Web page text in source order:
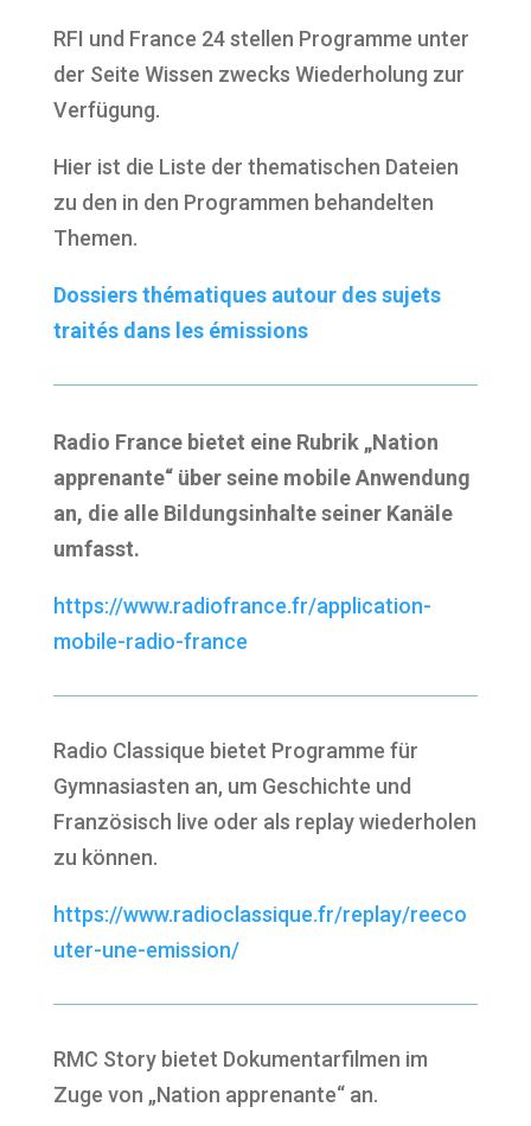
RFI und France 24 stellen Programme unter
der Seite Wissen zwecks Wiederholung zur
Verfügung.
Hier ist die Liste der thematischen Dateien
zu den in den Programmen behandelten
Themen.
Dossiers thématiques autour des sujets
traités dans les émissions
Radio France bietet eine Rubrik „Nation
apprenante“ über seine mobile Anwendung
an, die alle Bildungsinhalte seiner Kanäle
umfasst.
https://www.radiofrance.fr/application-
mobile-radio-france
Radio Classique bietet Programme für
Gymnasiasten an, um Geschichte und
Französisch live oder als replay wiederholen
zu können.
https://www.radioclassique.fr/replay/reeco
uter-une-emission/
RMC Story bietet Dokumentarfilmen im
Zuge von „Nation apprenante“ an.